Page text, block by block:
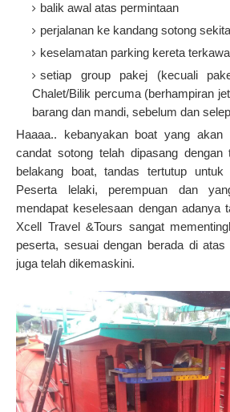
balik awal atas permintaan
perjalanan ke kandang sotong
keselamatan parking kereta
setiap group pakej (kecuali
Chalet/Bilik percuma (berhampiran
barang dan mandi, sebelum dan
Haaaa.. kebanyakan boat yang akan
candat sotong telah dipasang
belakang boat, tandas tertutup untuk
Peserta lelaki, perempuan dan
mendapat keselesaan dengan adanya
Xcell Travel &Tours sangat
peserta, sesuai dengan berada di
juga telah dikemaskini.